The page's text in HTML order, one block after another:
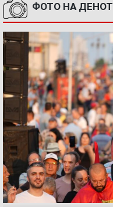
ФОТО НА ДЕНОТ